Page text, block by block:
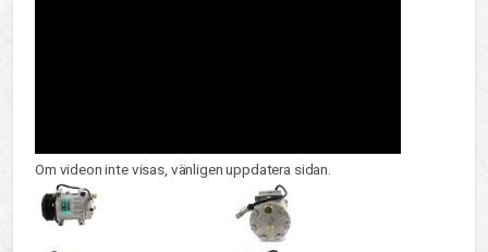
Om videon inte visas, vänligen uppdatera sidan.